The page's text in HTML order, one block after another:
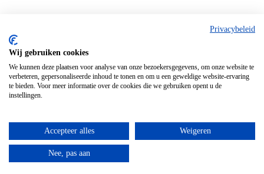
Privacybeleid
Wij gebruiken cookies
We kunnen deze plaatsen voor analyse van onze bezoekersgegevens, om onze website te
verbeteren, gepersonaliseerde inhoud te tonen en om u een geweldige website-ervaring
te bieden. Voor meer informatie over de cookies die we gebruiken opent u de
instellingen.
Accepteer alles Weigeren
Nee, pas aan
Uw bestellingen
Bezorgen
Afhalen
Retouren